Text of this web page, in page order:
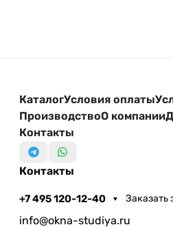
КаталогУсловия оплаты
ПроизводствоО компании
Контакты
Контакты
+7 495 120-12-40 Заказать
info@okna-studiya.ru